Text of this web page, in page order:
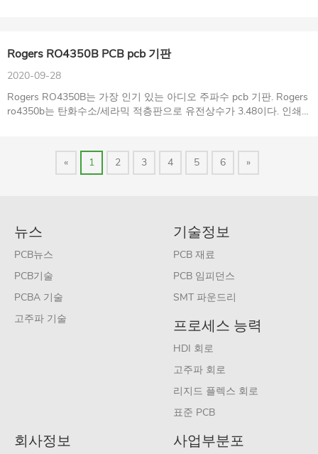
Rogers RO4350B PCB pcb 기판
2020-09-28
Rogers RO4350B는 가장 인기 있는 아디오 주파수 pcb 기판. Rogers
ro4350b는 탄화수소/세라믹 적층판으로 유전상수가 3.48이다. 인쇄
« 1 2 3 4 5 6 »
뉴스
PCB뉴스
PCB기술
PCBA 기술
고주파 기술
기술정보
PCB 재료
PCB 임피던스
SMT 파운드리
프로세스 능력
HDI 회로
고주파 회로
리지드 플렉스 회로
표준 PCB
회사정보 사업부분포